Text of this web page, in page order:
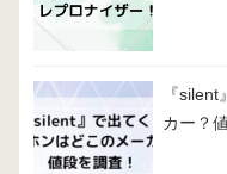
『
カー？